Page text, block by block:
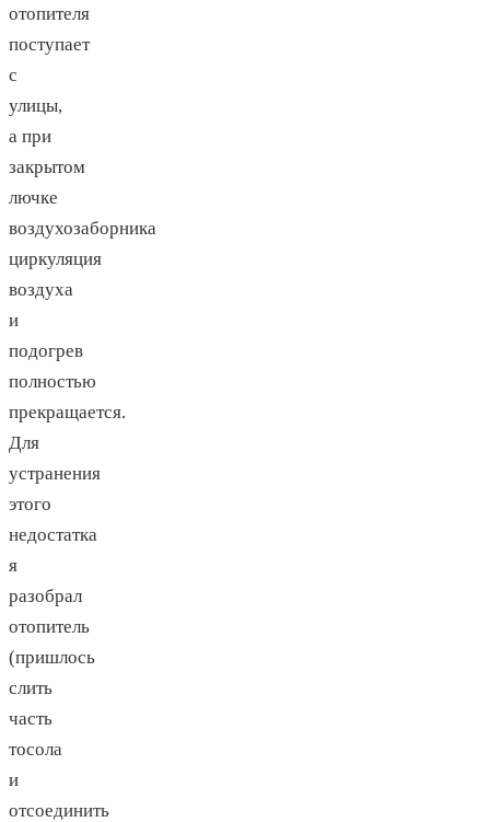
отопителя
поступает
с
улицы,
а при
закрытом
лючке
воздухозаборника
циркуляция
воздуха
и
подогрев
полностью
прекращается.
Для
устранения
этого
недостатка
я
разобрал
отопитель
(пришлось
слить
часть
тосола
и
отсоединить